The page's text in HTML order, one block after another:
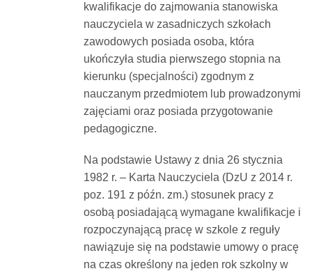
kwalifikacje do zajmowania stanowiska
nauczyciela w zasadniczych szkołach
zawodowych posiada osoba, która
ukończyła studia pierwszego stopnia na
kierunku (specjalności) zgodnym z
nauczanym przedmiotem lub prowadzonymi
zajęciami oraz posiada przygotowanie
pedagogiczne.
Na podstawie Ustawy z dnia 26 stycznia
1982 r. – Karta Nauczyciela (DzU z 2014 r.
poz. 191 z późn. zm.) stosunek pracy z
osobą posiadającą wymagane kwalifikacje i
rozpoczynającą pracę w szkole z reguły
nawiązuje się na podstawie umowy o pracę
na czas określony na jeden rok szkolny w